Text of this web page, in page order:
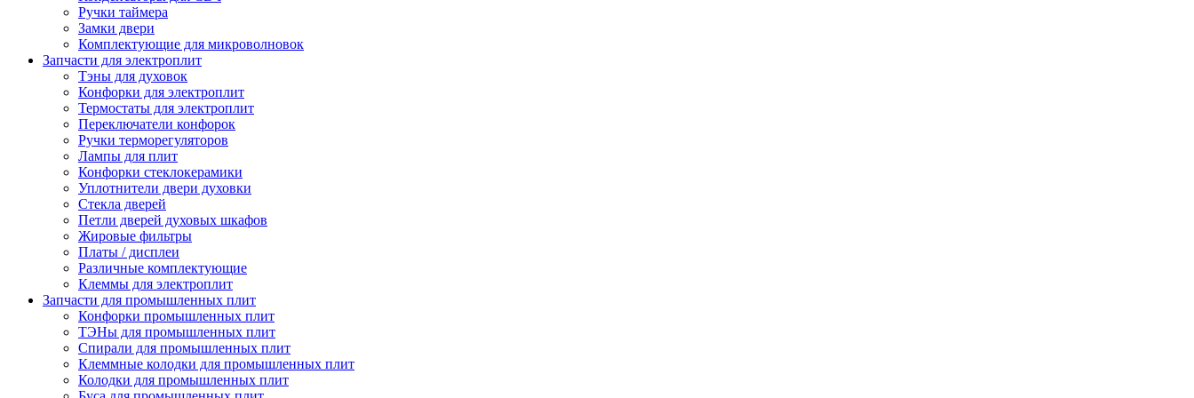
Ручки таймера
Замки двери
Комплектующие для микроволновок
Запчасти для электроплит
Тэны для духовок
Конфорки для электроплит
Термостаты для электроплит
Переключатели конфорок
Ручки терморегуляторов
Лампы для плит
Конфорки стеклокерамики
Уплотнители двери духовки
Стекла дверей
Петли дверей духовых шкафов
Жировые фильтры
Платы / дисплеи
Различные комплектующие
Клеммы для электроплит
Запчасти для промышленных плит
Конфорки промышленных плит
ТЭНы для промышленных плит
Спирали для промышленных плит
Клеммные колодки для промышленных плит
Колодки для промышленных плит